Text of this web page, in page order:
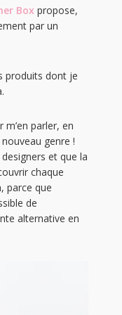
Box propose,
par un
produits dont je
parler, en
genre !
et que la
chaque
parce que
de
alternative en